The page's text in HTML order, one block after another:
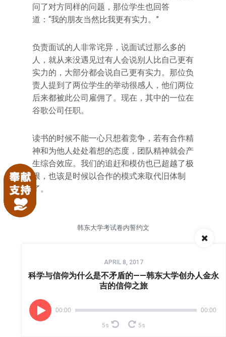
问了对方同样的问题，那位学生也回答
道：“我的朋友当然比我更有实力。”
负责面试的人非常诧异，说面试过那么多的
人，就从来没遇见过有人会说别人比自己更有
实力的，大部分都会说自己更有实力。那位负
责人提到了两位学生的举动很感人，他们两位
后来都被此公司雇佣了。现在，其中的一位在
谷歌公司任职。
读书的时候不能一心只想着竞争，若有合作精
神和为他人处处着想的态度，团队精神就会产
生综合效应。我们的追赶和模仿也已超越了极
限，也该是时候以合作的模式来取代旧体制
了。
韩东大学考试卷内誓约文
韩东大学自建校以来提倡“以正直改变世界，
试制度。考试的时候，每个学生都必须在誓约
文上签字。誓约文的内容是——“我慎重地向上
APRIL 8, 2017
科学与信仰为什么是不矛盾的——韩东大学创办人金永
吉的信仰之旅
00:00 00:00
5s 5s